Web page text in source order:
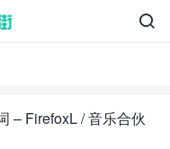

– FirefoxL / 音乐合伙